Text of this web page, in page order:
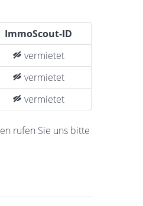
ImmoScout-ID
vermietet
vermietet
vermietet
rufen Sie uns bitte